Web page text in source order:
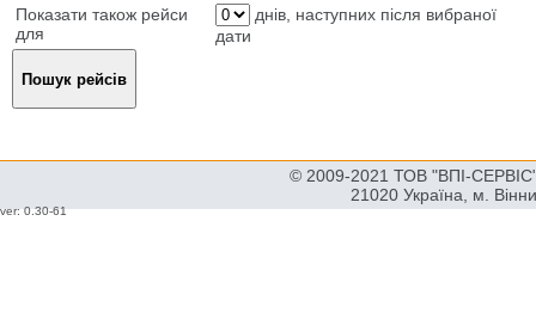
Показати також рейси
для
днів, наступних після вибраної
дати
© 2009-2021 ТОВ "ВПІ-
21020 Україна, м.
ver: 0.30-61